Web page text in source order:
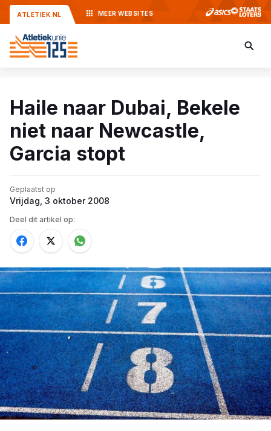
ATLETIEK.NL MEER WEBSITES
Haile naar Dubai, Bekele
niet naar Newcastle,
Garcia stopt
Geplaatst op
Vrijdag, 3 oktober 2008
Deel dit artikel op: